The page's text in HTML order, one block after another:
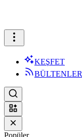
KEŞFET
BÜLTENLER
Popüler